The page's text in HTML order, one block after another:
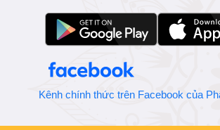
Kênh chính thức trên Facebook của